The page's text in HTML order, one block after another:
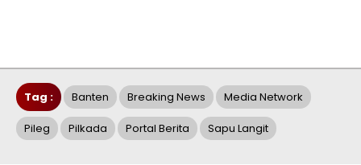
Tag : Banten Breaking News Media Network
Pileg Pilkada Portal Berita Sapu Langit